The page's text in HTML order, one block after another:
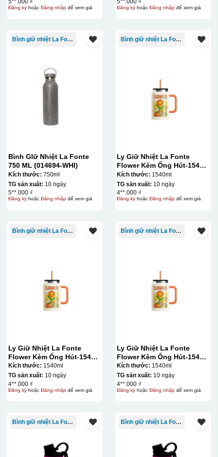
Đăng kýhoặc Đăng nhậpđể xem giá Đăng kýhoặc Đăng nhậpđể xem giá
Bình giữ nhiệt La Fonte
Bình GIữ Nhiệt La Fonte
750 ML (014694-WHI)
Kích thước: 750ml
TG sản xuất: 10 ngày
5**.000 ₫
Đăng kýhoặc Đăng nhậpđể xem giá
Bình giữ nhiệt La Fonte
Ly Giữ Nhiệt La Fonte
Flower Kèm Ống Hút-1540
ml-014786
Kích thước: 1540ml
TG sản xuất: 10 ngày
4**.000 ₫
Đăng kýhoặc Đăng nhậpđể xem giá
Bình giữ nhiệt La Fonte
Ly Giữ Nhiệt La Fonte
Flower Kèm Ống Hút-1540
ml-014786
Kích thước: 1540ml
TG sản xuất: 10 ngày
4**.000 ₫
Đăng kýhoặc Đăng nhậpđể xem giá
Bình giữ nhiệt La Fonte
Ly Giữ Nhiệt La Fonte
Flower Kèm Ống Hút-1540
ml-014786
Kích thước: 1540ml
TG sản xuất: 10 ngày
4**.000 ₫
Đăng kýhoặc Đăng nhậpđể xem giá
Bình giữ nhiệt La Fonte Bình giữ nhiệt La Fonte